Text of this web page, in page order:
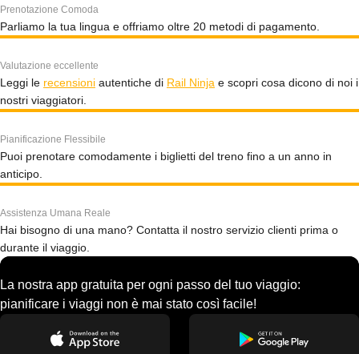
Prenotazione Comoda
Parliamo la tua lingua e offriamo oltre 20 metodi di pagamento.
Valutazione eccellente
Leggi le recensioni autentiche di Rail Ninja e scopri cosa dicono di noi i
nostri viaggiatori.
Pianificazione Flessibile
Puoi prenotare comodamente i biglietti del treno fino a un anno in
anticipo.
Assistenza Umana Reale
Hai bisogno di una mano? Contatta il nostro servizio clienti prima o
durante il viaggio.
La nostra app gratuita per ogni passo del tuo viaggio:
pianificare i viaggi non è mai stato così facile!